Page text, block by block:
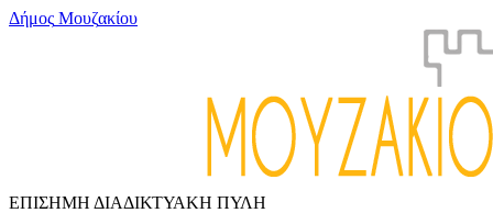
Δήμος Μουζακίου
ΕΠΙΣΗΜΗ ΔΙΑΔΙΚΤΥΑΚΗ ΠΥΛΗ